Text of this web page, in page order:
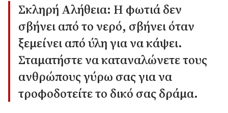
Σκληρή Αλήθεια: Η φωτιά δεν
σβήνει από το νερό, σβήνει όταν
ξεμείνει από ύλη για να κάψει.
Σταματήστε να καταναλώνετε τους
ανθρώπους γύρω σας για να
τροφοδοτείτε το δικό σας δράμα.